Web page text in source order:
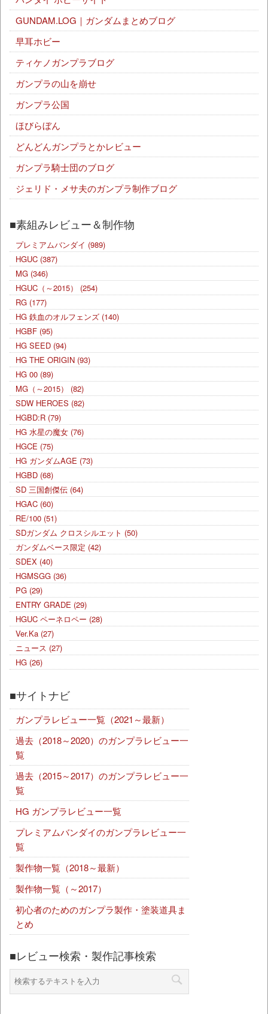
GUNDAM.LOG｜ガンダムまとめブログ
早耳ホビー
ティケノガンプラブログ
ガンプラの山を崩せ
ガンプラ公国
ほびらぼん
どんどんガンプラとかレビュー
ガンプラ騎士団のブログ
ジェリド・メサ夫のガンプラ制作ブログ
■素組みレビュー＆制作物
プレミアムバンダイ (989)
HGUC (387)
MG (346)
HGUC（～2015）
(254)
RG (177)
HG 鉄血のオルフェンズ (140)
HGBF (95)
HG SEED (94)
HG THE ORIGIN (93)
HG 00 (89)
MG（～2015）
(82)
SDW HEROES (82)
HGBD:R (79)
HG 水星の魔女 (76)
HGCE (75)
HG ガンダムAGE (73)
HGBD (68)
SD 三国創傑伝 (64)
HGAC (60)
RE/100 (51)
SDガンダム クロスシルエット (50)
ガンダムベース限定 (42)
SDEX (40)
HGMSGG (36)
PG (29)
ENTRY GRADE (29)
HGUC ペーネロペー (28)
Ver.Ka (27)
ニュース (27)
HG (26)
■サイトナビ
ガンプラレビュー一覧（2021～最新）
過去（2018～2020）のガンプラレビュー一
覧
過去（2015～2017）のガンプラレビュー一
覧
HG ガンプラレビュー一覧
プレミアムバンダイのガンプラレビュー一
覧
製作物一覧（2018～最新）
製作物一覧（～2017）
初心者のためのガンプラ製作・塗装道具ま
とめ
■レビュー検索・製作記事検索